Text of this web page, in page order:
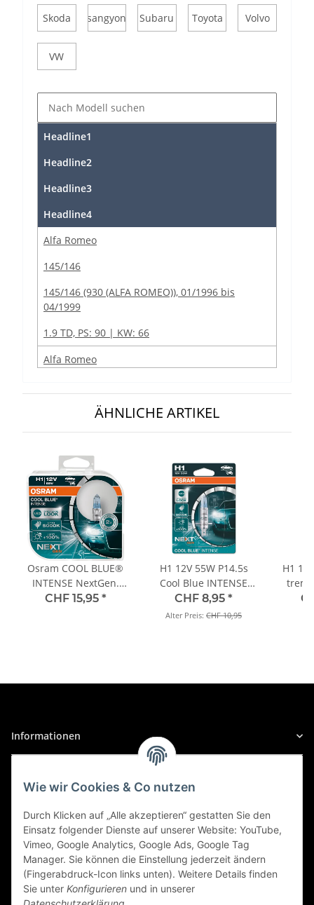
Skoda Ssangyong Subaru Toyota Volvo
VW
Headline1
Headline2
Headline3
Headline4
Alfa Romeo
145/146
145/146 (930 (ALFA ROMEO)), 01/1996 bis
04/1999
1.9 TD, PS: 90 | KW: 66
Alfa Romeo
145/146 (930 (ALFA ROMEO)), 01/1997 bis
Alfa Romeo
145/146
145/146 (930 (ALFA ROMEO)), 01/1997 bis
01/2001
1.6 TS, PS: 120 | KW: 88
Alfa Romeo
145/146
145/146 (930 (ALFA ROMEO)), 02/1996 bis
03/1998
2.0 Ti, PS: 150 | KW: 110
Alfa Romeo
145/146
145/146 (930 (ALFA ROMEO)), 09/1995 bis
ÄHNLICHE ARTIKEL
Osram COOL BLUE®
INTENSE NextGen.
5000K +100%, H1,
CHF 15,95 *
H1 12V 55W P14.5s
Cool Blue INTENSE
NextGen. 5000K
+100% 1st. OSRAM
CHF 8,95 *
Alter Preis: CHF 10,95
H1
Informationen
Sicher Einkaufen
Wie wir Cookies & Co nutzen
Durch Klicken auf „Alle akzeptieren“ gestatten Sie den
Einsatz folgender Dienste auf unserer Website: YouTube,
Vimeo, Google Analytics, Google Ads, Google Tag
Manager. Sie können die Einstellung jederzeit ändern
(Fingerabdruck-Icon links unten). Weitere Details finden
Sie unter Konfigurieren und in unserer